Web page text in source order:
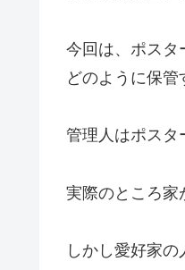
今回は、ポスタ
どのように保管
管理人はポスタ
実際のところ家
しかし愛好家の